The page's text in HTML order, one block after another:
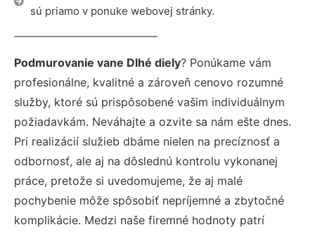
sú priamo v ponuke webovej stránky.
Podmurovanie vane Dlhé diely? Ponúkame vám
profesionálne, kvalitné a zároveň cenovo rozumné
služby, ktoré sú prispôsobené vašim individuálnym
požiadavkám. Neváhajte a ozvite sa nám ešte dnes.
Pri realizácií služieb dbáme nielen na precíznosť a
odbornosť, ale aj na dôslednú kontrolu vykonanej
práce, pretože si uvedomujeme, že aj malé
pochybenie môže spôsobiť nepríjemné a zbytočné
komplikácie. Medzi naše firemné hodnoty patrí